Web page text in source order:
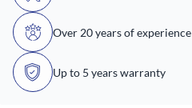
Over 20 years of experience
Up to 5 years warranty